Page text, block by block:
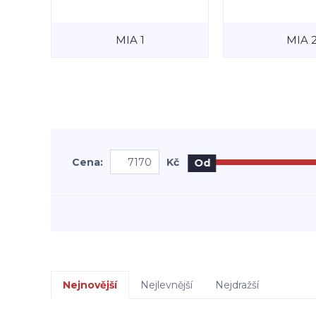
MIA 1 MIA
Cena: Kč Od
Nejnovější Nejlevnější Nejdražší